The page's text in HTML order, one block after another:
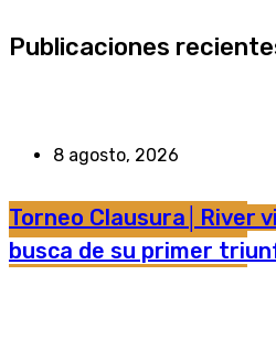
Publicaciones
8 agosto, 2026
Torneo Clausura│River
busca de su primer